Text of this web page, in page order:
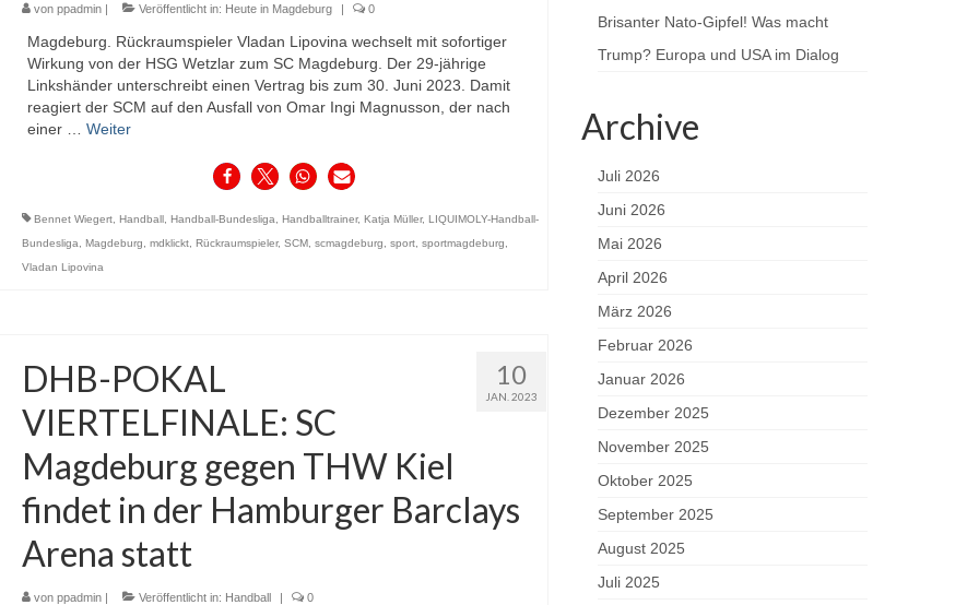
von ppadmin| Veröffentlicht in: Heute in Magdeburg | 0
Magdeburg. Rückraumspieler Vladan Lipovina wechselt mit sofortiger
Wirkung von der HSG Wetzlar zum SC Magdeburg. Der 29-jährige
Linkshänder unterschreibt einen Vertrag bis zum 30. Juni 2023. Damit
reagiert der SCM auf den Ausfall von Omar Ingi Magnusson, der nach
einer … Weiter
Bennet Wiegert, Handball, Handball-Bundesliga Handballtrainer, Katja Müller, LIQUIMOLY-Handball-
Bundesliga
Magdeburg mdklickt, Rückraumspieler, SCM, scmagdeburg sport, sportmagdeburg
Vladan Lipovina
10
JAN. 2023
DHB-POKAL
VIERTELFINALE: SC
Magdeburg gegen THW Kiel
findet in der Hamburger Barclays
Arena statt
von ppadmin| Veröffentlicht in: Handball | 0
Brisanter Nato-Gipfel! Was macht
Trump? Europa und USA im Dialog
Archive
Juli 2026
Juni 2026
Mai 2026
April 2026
März 2026
Februar 2026
Januar 2026
Dezember 2025
November 2025
Oktober 2025
September 2025
August 2025
Juli 2025